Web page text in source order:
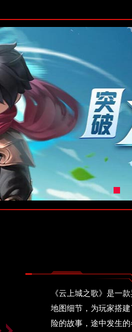
《云上城之歌》是一
地图细节，为玩家搭
险的故事，途中发生